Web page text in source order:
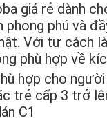
giá rẻ dành
phong phú và
Với tư cách
phù hợp về
hợp cho
trẻ cấp 3 trở
C1